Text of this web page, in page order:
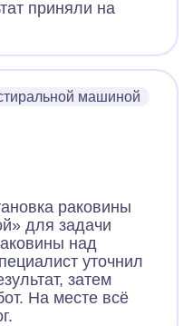
приняли на
машиной
раковины
для задачи
над
уточнил
затем
На месте всё